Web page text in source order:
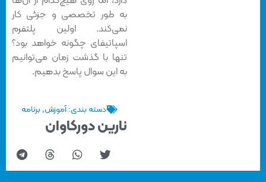
به طور تخصصی و جزئی کار
نمی‌کند. اولین پلتفرم
اسپاتیفای چگونه خواهد بود؟
تنها با گذشت زمان می‌توانیم
به این سوال پاسخ بدهیم.
دسته بندی: آموزش,برنامه
نارین دورکاوان